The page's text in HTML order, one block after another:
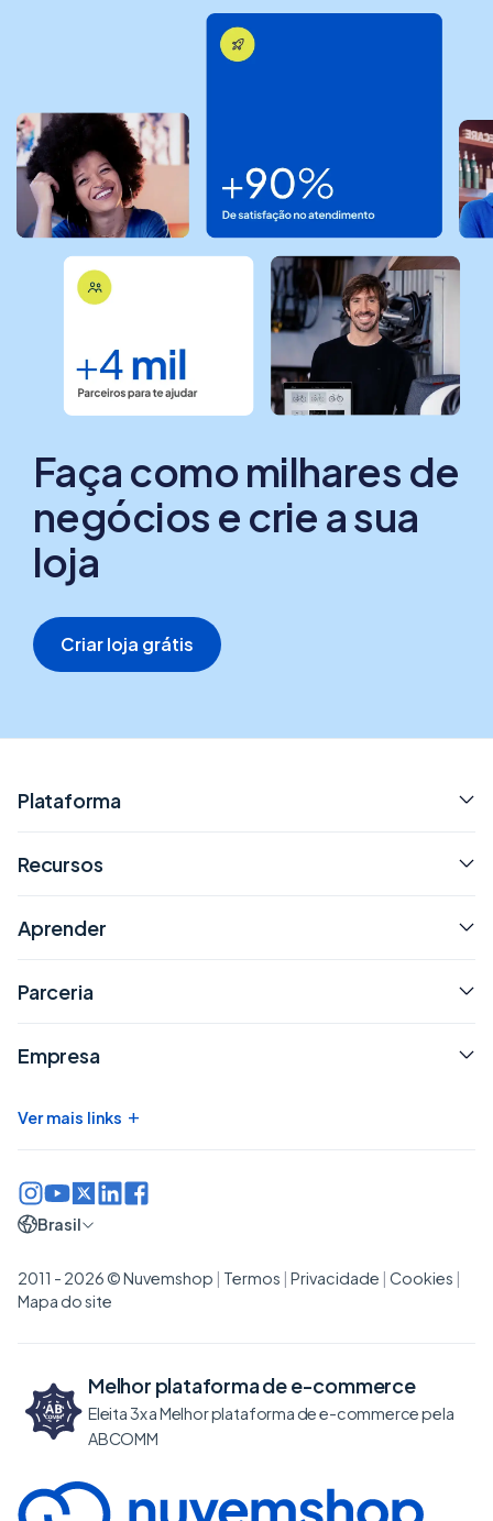
Faça como milhares de
negócios e crie a sua
loja
Criar loja grátis
Plataforma
Recursos
Aprender
Parceria
Empresa
Ver mais links +
2011 - 2026 © Nuvemshop | Termos | Privacidade | Cookies |
Mapa do site
Brasil
Melhor plataforma dee-commerce
Eleita 3x a Melhor plataforma de e-commerce pela
ABCOMM